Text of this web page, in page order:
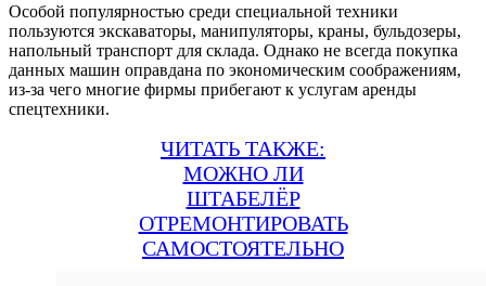
Особой популярностью среди специальной техники
пользуются экскаваторы, манипуляторы, краны, бульдозеры,
напольный транспорт для склада. Однако не всегда покупка
данных машин оправдана по экономическим соображениям,
из-за чего многие фирмы прибегают к услугам аренды
спецтехники.
ЧИТАТЬ ТАКЖЕ:
МОЖНО ЛИ
ШТАБЕЛЁР
ОТРЕМОНТИРОВАТЬ
САМОСТОЯТЕЛЬНО